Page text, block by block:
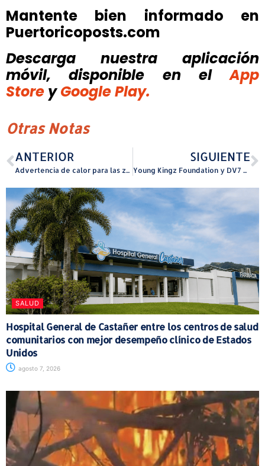
Mantente bien informado en
Puertoricoposts.com
Descarga nuestra aplicación
móvil, disponible
en el
App
Store y Google Play.
Otras Notas
ANTERIOR
Advertencia de calor para las zonas costeras de la Isla
SIGUIENTE
Young Kingz Foundation y DV7 Academy se unen en una alianza global que combina fútbol
SALUD
Hospital General de Castañer entre los centros de salud
comunitarios con mejor desempeño clínico de Estados
Unidos
agosto 7, 2026